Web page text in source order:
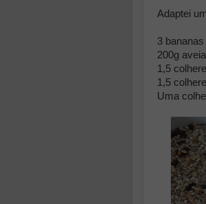
Adaptei
3 bananas
200g aveia
1,5
1,5
Uma